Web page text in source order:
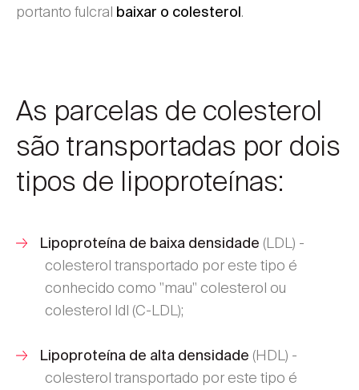
portanto fulcral baixar o colesterol.
As parcelas de colesterol
são transportadas por dois
tipos de lipoproteínas:
Lipoproteína de baixa densidade (LDL) -
colesterol transportado por este tipo é
conhecido como "mau" colesterol ou
colesterol ldl (C-LDL);
Lipoproteína de alta densidade (HDL) -
colesterol transportado por este tipo é